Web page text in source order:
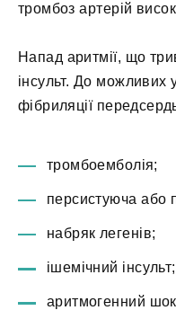
тромбоз артерій
Напад аритмії, що
інсульт. До можливих
фібриляції
тромбоемболія;
персистуюча або
набряк легенів;
ішемічний інсульт;
аритмогенний